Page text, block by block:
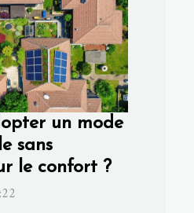
un mode
sans
le confort ?